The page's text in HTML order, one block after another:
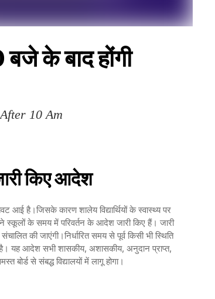
के बाद होंगी
10 Am
किए आदेश
है।जिसके कारण शालेय विद्यार्थियों के स्वास्थ्य पर
के समय में परिवर्तन के आदेश जारी किए हैं। जारी
की जाएंगी।निर्धारित समय से पूर्व किसी भी स्थिति
यह आदेश सभी शासकीय, अशासकीय, अनुदान प्राप्त,
बोर्ड से संबद्ध विद्यालयों में लागू होगा।